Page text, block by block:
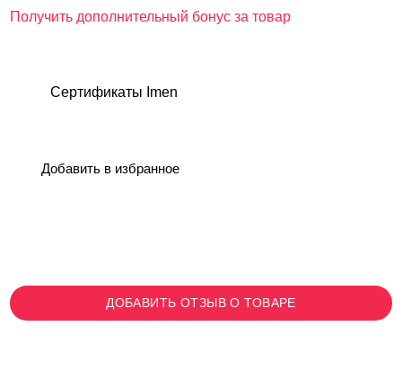
Получить дополнительный бонус за товар
Сертификаты Imen
Добавить в избранное
ДОБАВИТЬ ОТЗЫВ О ТОВАРЕ